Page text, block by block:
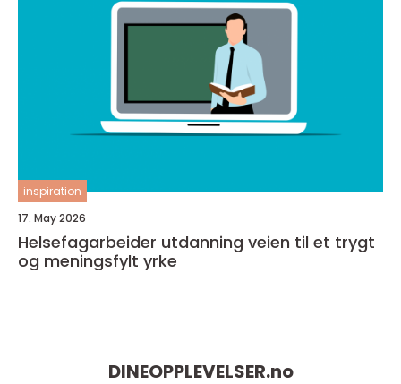
inspiration
17. May 2026
Helsefagarbeider utdanning veien til et trygt
og meningsfylt yrke
DINEOPPLEVELSER.no